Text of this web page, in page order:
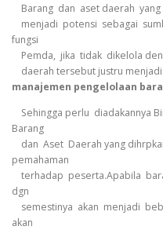
Barang dan aset daerah
menjadi potensi sebagai
fungsi
Pemda, jika tidak dikelola
daerah tersebut justru
manajemen pengelolaan
Sehingga perlu diadakannya
Barang
dan Aset Daerah yang
pemahaman
terhadap peserta.Apabila
dgn
semestinya akan menjadi
akan